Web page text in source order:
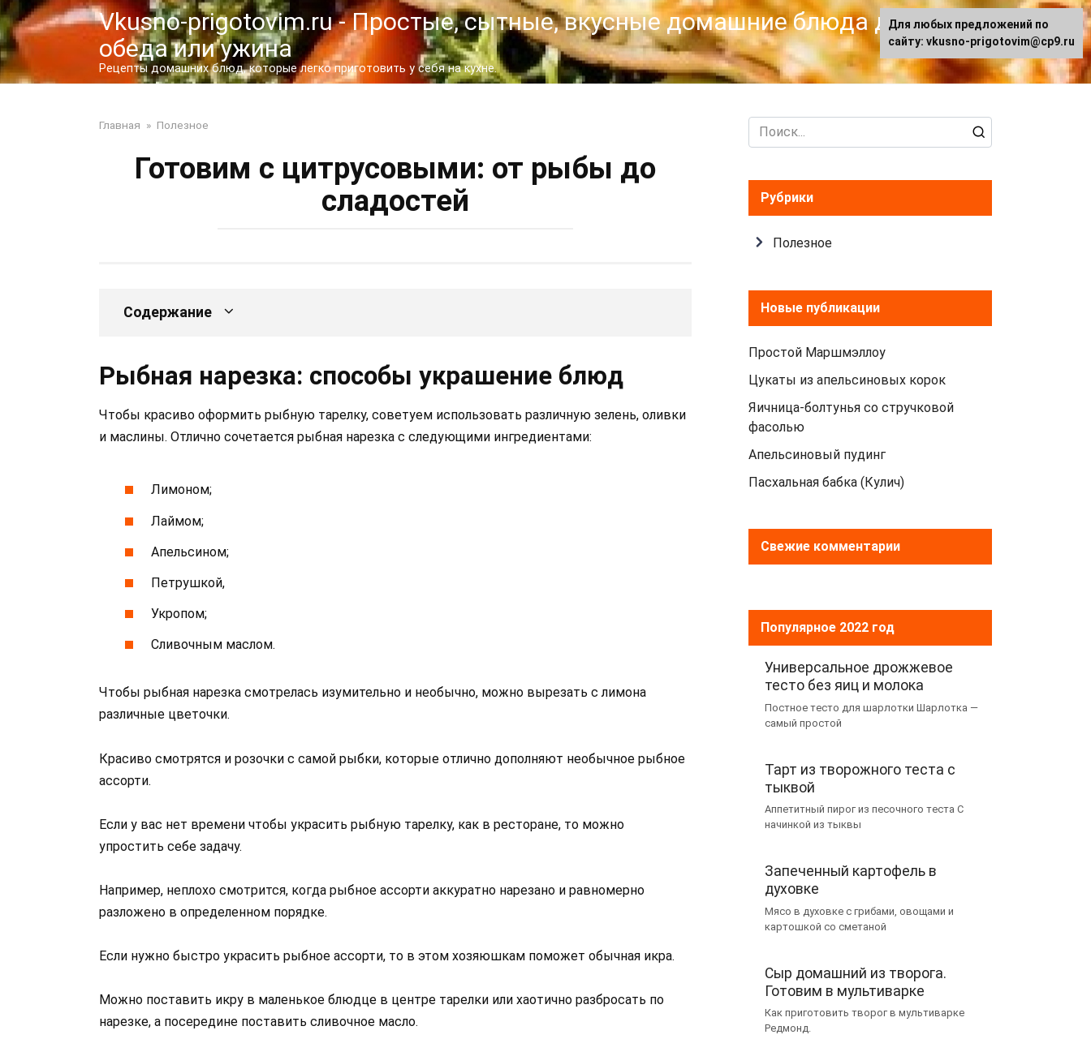
Перейти
к
контенту
Vkusno-prigotovim.ru - Простые, сытные, вкусные домашние блюда для
обеда или ужина
Рецепты домашних блюд, которые легко приготовить у себя на кухне.
Главная » Полезное
Готовим с цитрусовыми: от рыбы до
сладостей
Содержание
Рыбная нарезка: способы украшение блюд
Чтобы красиво оформить рыбную тарелку, советуем использовать различную зелень, оливки
и маслины. Отлично сочетается рыбная нарезка с следующими ингредиентами:
Лимоном;
Лаймом;
Апельсином;
Петрушкой,
Укропом;
Сливочным маслом.
Чтобы рыбная нарезка смотрелась изумительно и необычно, можно вырезать с лимона
различные цветочки.
Красиво смотрятся и розочки с самой рыбки, которые отлично дополняют необычное рыбное
ассорти.
Если у вас нет времени чтобы украсить рыбную тарелку, как в ресторане, то можно
упростить себе задачу.
Например, неплохо смотрится, когда рыбное ассорти аккуратно нарезано и равномерно
разложено в определенном порядке.
Если нужно быстро украсить рыбное ассорти, то в этом хозяюшкам поможет обычная икра.
Можно поставить икру в маленькое блюдце в центре тарелки или хаотично разбросать по
нарезке, а посередине поставить сливочное масло.
Search
for:
Рубрики
Полезное
Новые публикации
Простой Маршмэллоу
Цукаты из апельсиновых корок
Яичница-болтунья со стручковой
фасолью
Апельсиновый пудинг
Пасхальная бабка (Кулич)
Свежие комментарии
Популярное 2022 год
Универсальное дрожжевое
тесто без яиц и молока
Постное тесто для шарлотки Шарлотка —
самый простой
Тарт из творожного теста с
тыквой
Аппетитный пирог из песочного теста С
начинкой из тыквы
Запеченный картофель в
духовке
Мясо в духовке с грибами, овощами и
картошкой со сметаной
Сыр домашний из творога.
Готовим в мультиварке
Как приготовить творог в мультиварке
Редмонд.
Для любых предложений по
сайту: vkusno-prigotovim@cp9.ru